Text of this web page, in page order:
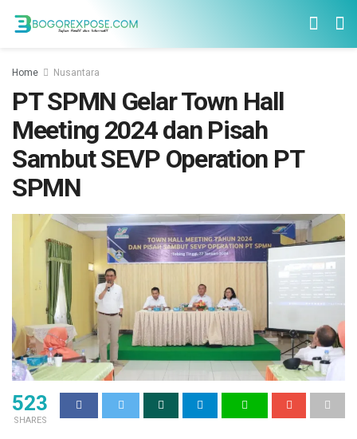
Home Nusantara
PT SPMN Gelar Town Hall
Meeting 2024 dan Pisah
Sambut SEVP Operation PT
SPMN
523
SHARES